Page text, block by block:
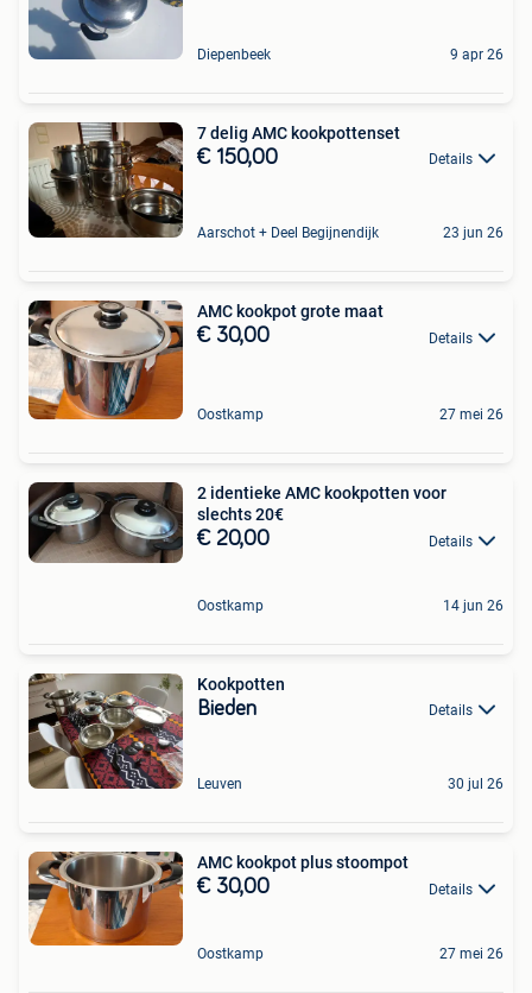
Diepenbeek 9 apr 26
7 delig AMC kookpottenset
€ 150,00 Details
Aarschot + Deel Begijnendijk 23 jun 26
AMC kookpot grote maat
€ 30,00 Details
Oostkamp 27 mei 26
2 identieke AMC kookpotten voor
slechts 20€
€ 20,00 Details
Oostkamp 14 jun 26
Kookpotten
Bieden Details
Leuven 30 jul 26
AMC kookpot plus stoompot
€ 30,00 Details
Oostkamp 27 mei 26